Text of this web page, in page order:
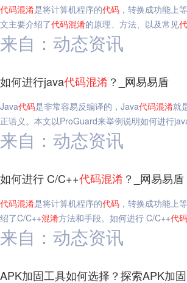
代码混淆是将计算机程序的代码 ，转换成功能上
文主要介绍了代码混淆的原理、方法、以及常见
来自：动态资讯
如何进行java代码混淆？_网易易盾
Java代码是非常容易反编译的，Java代码混淆就
正语义。本文以ProGuard来举例说明如何进行
来自：动态资讯
如何进行 C/C++代码混淆？_网易易盾
代码混淆是将计算机程序的代码 ，转换成功能上
绍了C/C++混淆方法和手段。如何进行 C/C++代码
来自：动态资讯
APK加固工具如何选择？探索APK加